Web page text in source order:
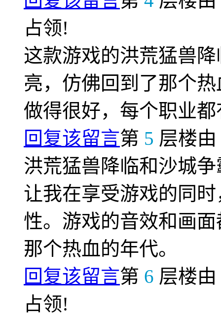
占领!
这款游戏的洪荒猛兽
亮，仿佛回到了那个
做得很好，每个职业
回复该留言第 5 层楼由
洪荒猛兽降临和沙城
让我在享受游戏的同
性。游戏的音效和画
那个热血的年代。
回复该留言第 6 层楼由
占领!